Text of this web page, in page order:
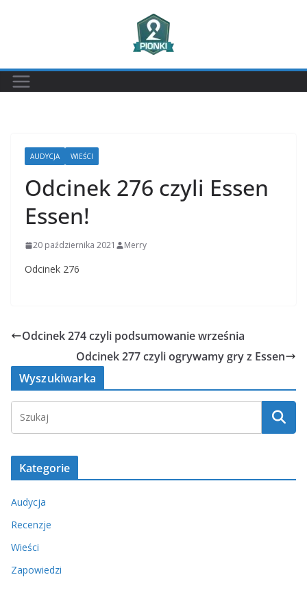
AUDYCJA WIEŚCI
Odcinek 276 czyli Essen
Essen!
20 października 2021 Merry
Odcinek 276
Odcinek 274 czyli podsumowanie września
Odcinek 277 czyli ogrywamy gry z Essen
Wyszukiwarka
Kategorie
Audycja
Recenzje
Wieści
Zapowiedzi